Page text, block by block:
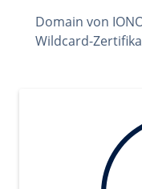
Domain von
Wildcard-